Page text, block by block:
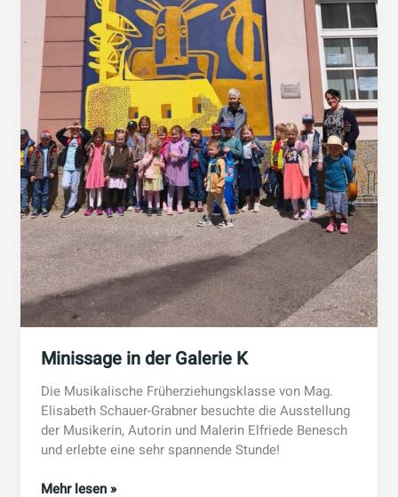
Minissage in der Galerie K
Die Musikalische Früherziehungsklasse von Mag.
Elisabeth Schauer-Grabner besuchte die Ausstellung
der Musikerin, Autorin und Malerin Elfriede Benesch
und erlebte eine sehr spannende Stunde!
Minissage
Mehr lesen »